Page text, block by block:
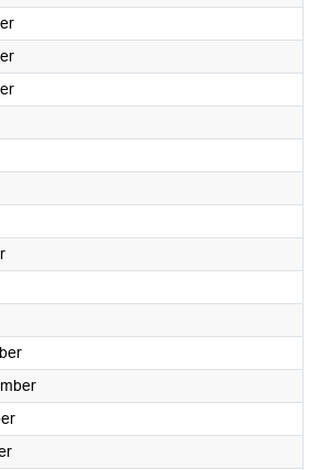
2023
2023
2023
2023
2023
2023
2023
2023